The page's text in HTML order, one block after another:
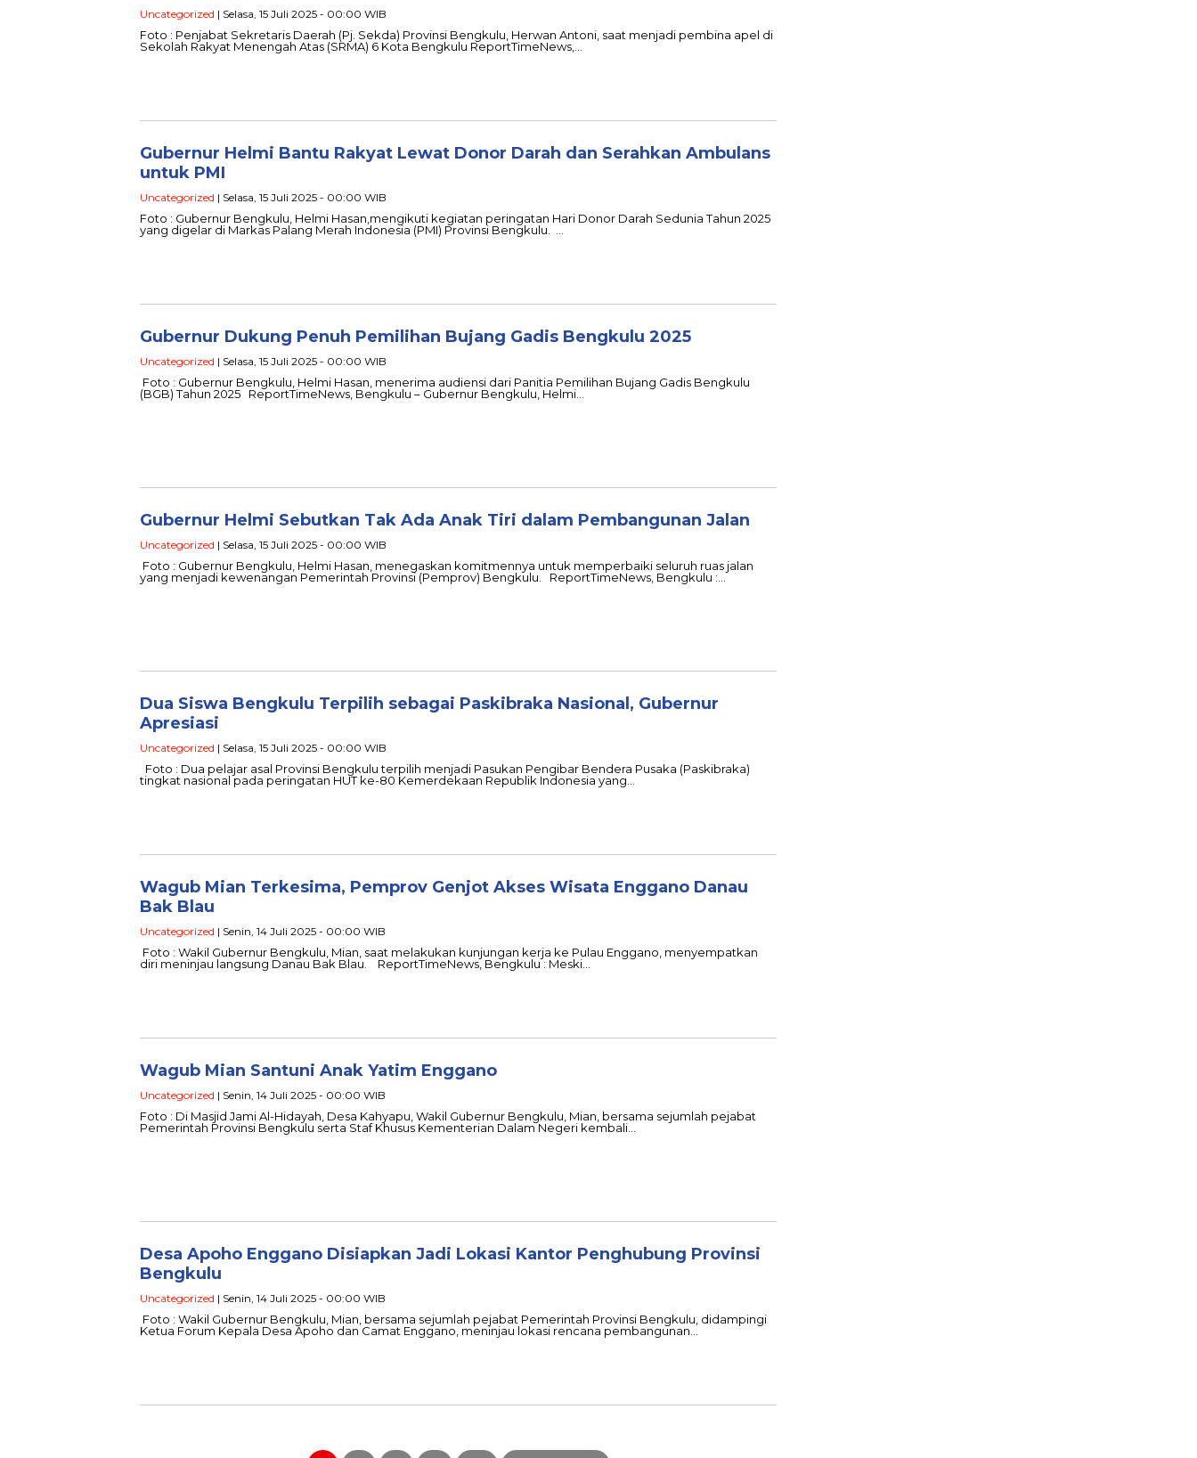
Uncategorized | Selasa, 15 Juli 2025 - 00:00 WIB
Foto : Penjabat Sekretaris Daerah (Pj. Sekda) Provinsi Bengkulu, Herwan Antoni, saat menjadi pembina apel di
Sekolah Rakyat Menengah Atas (SRMA) 6 Kota Bengkulu ReportTimeNews,…
Gubernur Helmi Bantu Rakyat Lewat Donor Darah dan Serahkan Ambulans
untuk PMI
Uncategorized | Selasa, 15 Juli 2025 - 00:00 WIB
Foto : Gubernur Bengkulu, Helmi Hasan,mengikuti kegiatan peringatan Hari Donor Darah Sedunia Tahun 2025
yang digelar di Markas Palang Merah Indonesia (PMI) Provinsi Bengkulu. …
Gubernur Dukung Penuh Pemilihan Bujang Gadis Bengkulu 2025
Uncategorized | Selasa, 15 Juli 2025 - 00:00 WIB
Foto : Gubernur Bengkulu, Helmi Hasan, menerima audiensi dari Panitia Pemilihan Bujang Gadis Bengkulu
(BGB) Tahun 2025 ReportTimeNews, Bengkulu – Gubernur Bengkulu, Helmi…
Gubernur Helmi Sebutkan Tak Ada Anak Tiri dalam Pembangunan Jalan
Uncategorized | Selasa, 15 Juli 2025 - 00:00 WIB
Foto : Gubernur Bengkulu, Helmi Hasan, menegaskan komitmennya untuk memperbaiki seluruh ruas jalan
yang menjadi kewenangan Pemerintah Provinsi (Pemprov) Bengkulu. ReportTimeNews, Bengkulu :…
Dua Siswa Bengkulu Terpilih sebagai Paskibraka Nasional, Gubernur
Apresiasi
Uncategorized | Selasa, 15 Juli 2025 - 00:00 WIB
Foto : Dua pelajar asal Provinsi Bengkulu terpilih menjadi Pasukan Pengibar Bendera Pusaka (Paskibraka)
tingkat nasional pada peringatan HUT ke-80 Kemerdekaan Republik Indonesia yang…
Wagub Mian Terkesima, Pemprov Genjot Akses Wisata Enggano Danau
Bak Blau
Uncategorized | Senin, 14 Juli 2025 - 00:00 WIB
Foto : Wakil Gubernur Bengkulu, Mian, saat melakukan kunjungan kerja ke Pulau Enggano, menyempatkan
diri meninjau langsung Danau Bak Blau. ReportTimeNews, Bengkulu : Meski…
Wagub Mian Santuni Anak Yatim Enggano
Uncategorized | Senin, 14 Juli 2025 - 00:00 WIB
Foto : Di Masjid Jami Al-Hidayah, Desa Kahyapu, Wakil Gubernur Bengkulu, Mian, bersama sejumlah pejabat
Pemerintah Provinsi Bengkulu serta Staf Khusus Kementerian Dalam Negeri kembali…
Desa Apoho Enggano Disiapkan Jadi Lokasi Kantor Penghubung Provinsi
Bengkulu
Uncategorized | Senin, 14 Juli 2025 - 00:00 WIB
Foto : Wakil Gubernur Bengkulu, Mian, bersama sejumlah pejabat Pemerintah Provinsi Bengkulu, didampingi
Ketua Forum Kepala Desa Apoho dan Camat Enggano, meninjau lokasi rencana pembangunan…